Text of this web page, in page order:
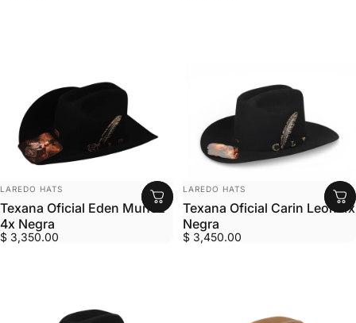
MARCA:
LAREDO HATS
Texana Oficial Eden Muñoz
4x Negra
$ 3,350.00
MARCA:
LAREDO HATS
Texana Oficial Carin Leon 4x
Negra
$ 3,450.00